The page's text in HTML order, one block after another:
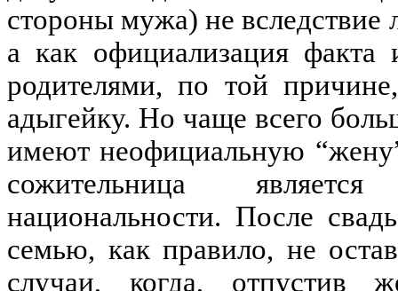
стороны мужа) не вследствие
а как официализация факта
родителями, по той
адыгейку. Но чаще всего
имеют неофициальную
сожительница
национальности. После
семью, как правило, не
случаи, когда, отпустив